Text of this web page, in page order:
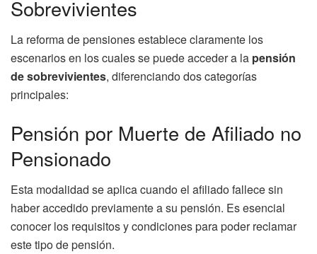
Sobrevivientes
La reforma de pensiones establece claramente los
escenarios en los cuales se puede acceder a la pensión
de sobrevivientes, diferenciando dos categorías
principales:
Pensión por Muerte de Afiliado no
Pensionado
Esta modalidad se aplica cuando el afiliado fallece sin
haber accedido previamente a su pensión. Es esencial
conocer los requisitos y condiciones para poder reclamar
este tipo de pensión.